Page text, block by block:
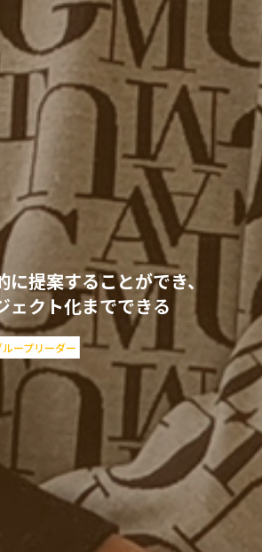
提案することができ、
ェクト化までできる
ープリーダー